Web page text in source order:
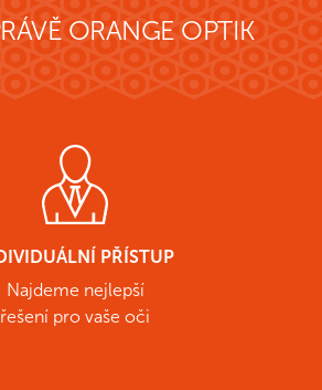
ORANGE OPTIK
PŘÍSTUP
Najdeme nejlepší
řešení pro vaše oči